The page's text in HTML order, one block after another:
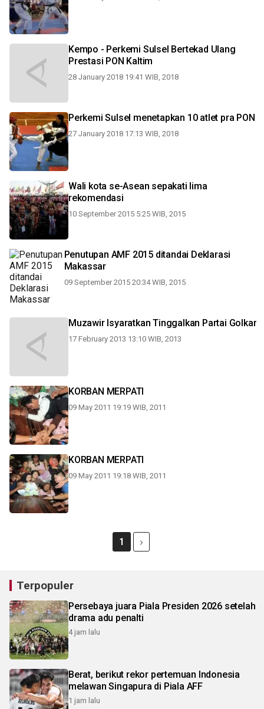
Kempo - Perkemi Sulsel Bertekad Ulang
Prestasi PON Kaltim
28 January 2018 19:41 WIB, 2018
Perkemi Sulsel menetapkan 10 atlet pra PON
27 January 2018 17:13 WIB, 2018
Wali kota se-Asean sepakati lima
rekomendasi
10 September 2015 5:25 WIB, 2015
Penutupan AMF 2015 ditandai Deklarasi
Makassar
09 September 2015 20:34 WIB, 2015
Muzawir Isyaratkan Tinggalkan Partai Golkar
17 February 2013 13:10 WIB, 2013
KORBAN MERPATI
09 May 2011 19:19 WIB, 2011
KORBAN MERPATI
09 May 2011 19:18 WIB, 2011
1
Terpopuler
Persebaya juara Piala Presiden 2026 setelah
drama adu penalti
4 jam lalu
Berat, berikut rekor pertemuan Indonesia
melawan Singapura di Piala AFF
1 jam lalu